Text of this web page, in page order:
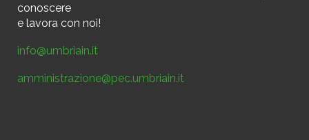
conoscere
e lavora con noi!
info@umbriain.it
amministrazione@pec.umbriain.it